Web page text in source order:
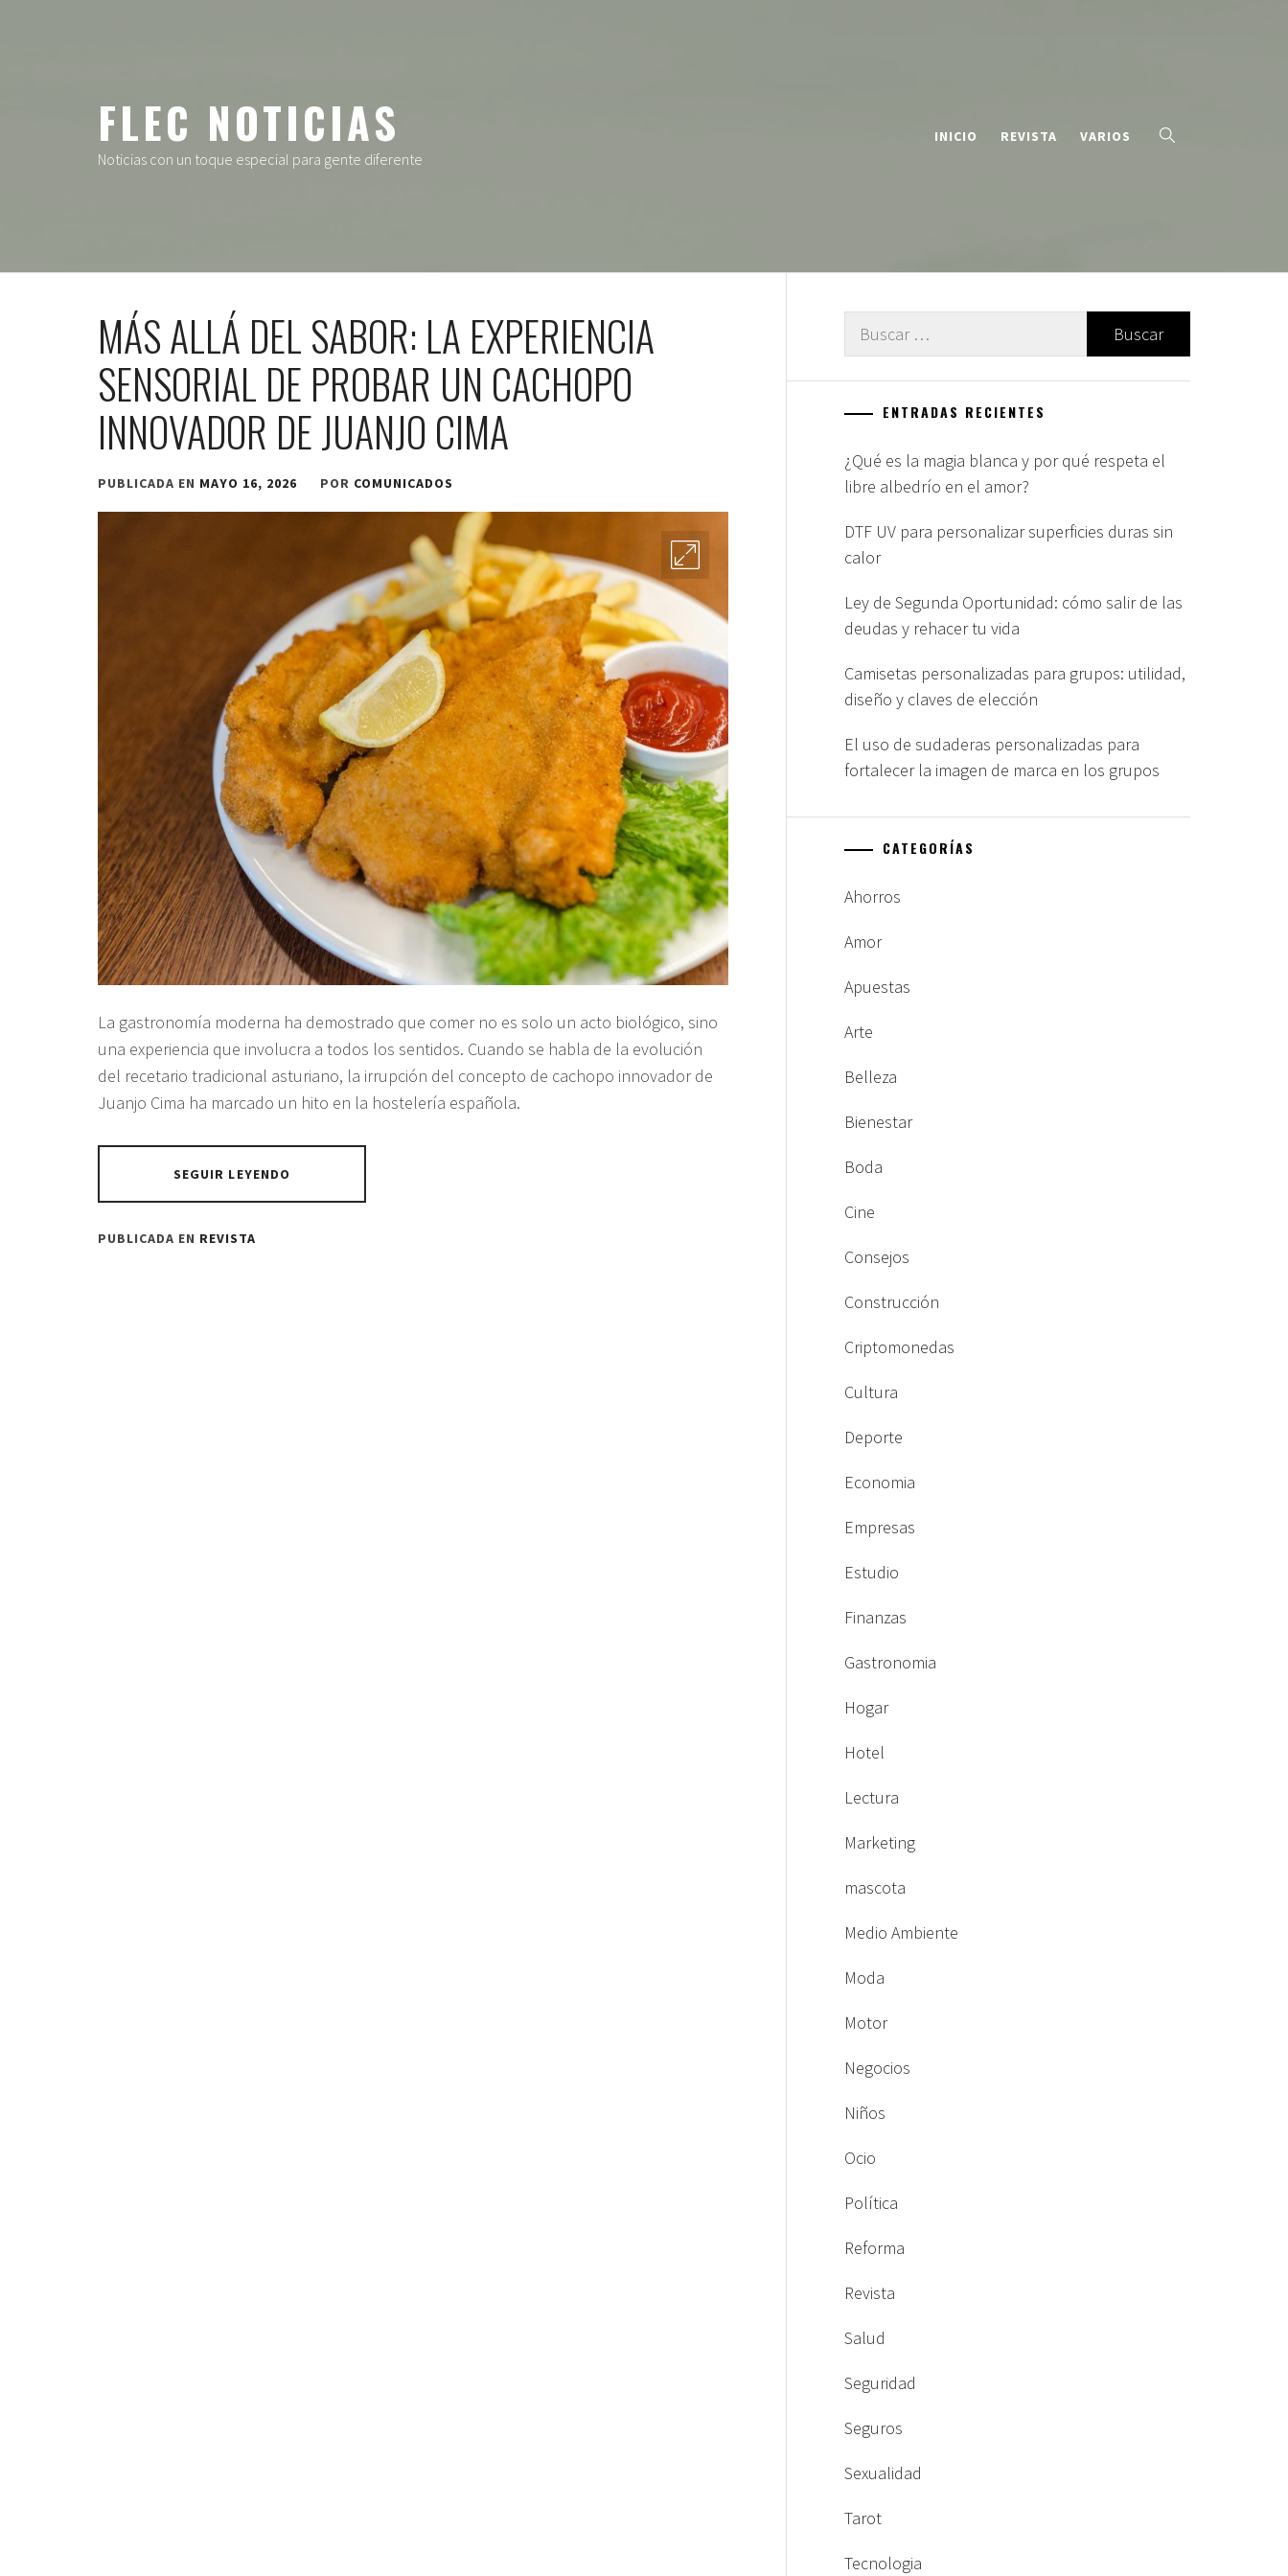
FLEC NOTICIAS
Noticias con un toque especial para gente diferente
INICIO REVISTA VARIOS
MÁS ALLÁ DEL SABOR: LA EXPERIENCIA
SENSORIAL DE PROBAR UN CACHOPO
INNOVADOR DE JUANJO CIMA
PUBLICADA EN MAYO 16, 2026 POR COMUNICADOS
La gastronomía moderna ha demostrado que comer no es solo un acto biológico, sino
una experiencia que involucra a todos los sentidos. Cuando se habla de la evolución
del recetario tradicional asturiano, la irrupción del concepto de cachopo innovador de
Juanjo Cima ha marcado un hito en la hostelería española.
SEGUIR LEYENDO
PUBLICADA EN REVISTA
Buscar:
ENTRADAS RECIENTES
¿Qué es la magia blanca y por qué respeta el
libre albedrío en el amor?
DTF UV para personalizar superficies duras sin
calor
Ley de Segunda Oportunidad: cómo salir de las
deudas y rehacer tu vida
Camisetas personalizadas para grupos: utilidad,
diseño y claves de elección
El uso de sudaderas personalizadas para
fortalecer la imagen de marca en los grupos
CATEGORÍAS
Ahorros
Amor
Apuestas
Arte
Belleza
Bienestar
Boda
Cine
Consejos
Construcción
Criptomonedas
Cultura
Deporte
Economia
Empresas
Estudio
Finanzas
Gastronomia
Hogar
Hotel
Lectura
Marketing
mascota
Medio Ambiente
Moda
Motor
Negocios
Niños
Ocio
Política
Reforma
Revista
Salud
Seguridad
Seguros
Sexualidad
Tarot
Tecnologia